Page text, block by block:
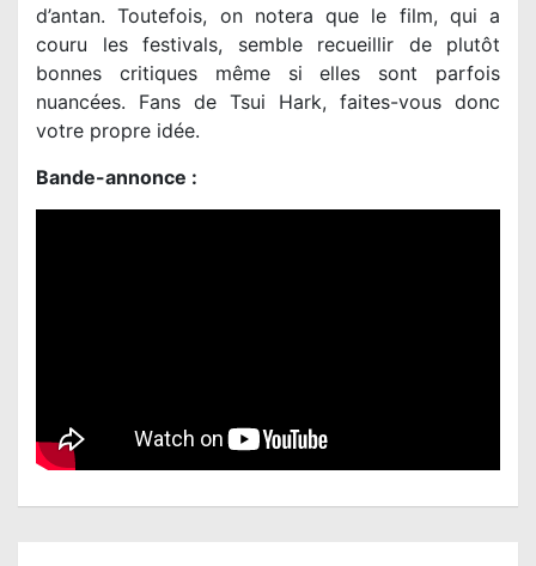
d’antan. Toutefois, on notera que le film, qui a
couru les festivals, semble recueillir de plutôt
bonnes critiques même si elles sont parfois
nuancées. Fans de Tsui Hark, faites-vous donc
votre propre idée.
Bande-annonce :